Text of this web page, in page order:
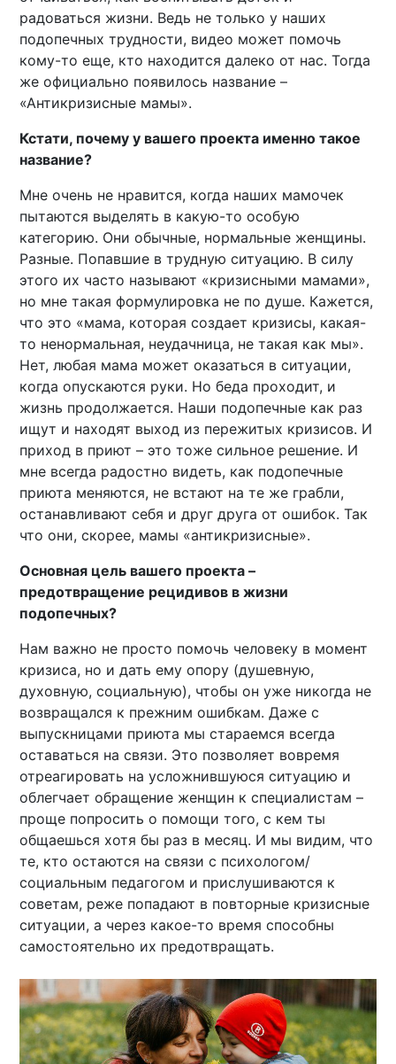
радоваться жизни. Ведь не только у наших
подопечных трудности, видео может помочь
кому-то еще, кто находится далеко от нас. Тогда
же официально появилось название –
«Антикризисные мамы».
Кстати, почему у вашего проекта именно такое
название?
Мне очень не нравится, когда наших мамочек
пытаются выделять в какую-то особую
категорию. Они обычные, нормальные женщины.
Разные. Попавшие в трудную ситуацию. В силу
этого их часто называют «кризисными мамами»,
но мне такая формулировка не по душе. Кажется,
что это «мама, которая создает кризисы, какая-
то ненормальная, неудачница, не такая как мы».
Нет, любая мама может оказаться в ситуации,
когда опускаются руки. Но беда проходит, и
жизнь продолжается. Наши подопечные как раз
ищут и находят выход из пережитых кризисов. И
приход в приют – это тоже сильное решение. И
мне всегда радостно видеть, как подопечные
приюта меняются, не встают на те же грабли,
останавливают себя и друг друга от ошибок. Так
что они, скорее, мамы «антикризисные».
Основная цель вашего проекта –
предотвращение рецидивов в жизни
подопечных?
Нам важно не просто помочь человеку в момент
кризиса, но и дать ему опору (душевную,
духовную, социальную), чтобы он уже никогда не
возвращался к прежним ошибкам. Даже с
выпускницами приюта мы стараемся всегда
оставаться на связи. Это позволяет вовремя
отреагировать на усложнившуюся ситуацию и
облегчает обращение женщин к специалистам –
проще попросить о помощи того, с кем ты
общаешься хотя бы раз в месяц. И мы видим, что
те, кто остаются на связи с психологом/
социальным педагогом и прислушиваются к
советам, реже попадают в повторные кризисные
ситуации, а через какое-то время способны
самостоятельно их предотвращать.